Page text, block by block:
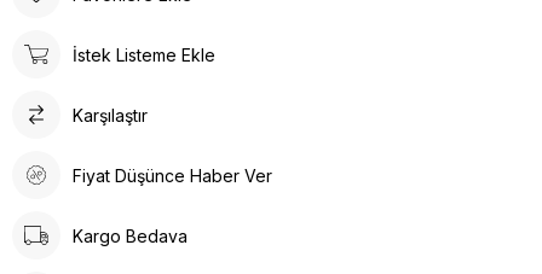
İstek Listeme Ekle
Karşılaştır
Fiyat Düşünce Haber Ver
Kargo Bedava